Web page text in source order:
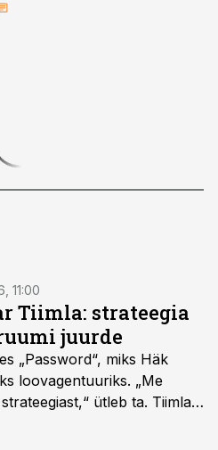
11:00
Tiimla: strateegia
juurde
„Password“, miks Häk
loovagentuuriks. „Me
ütleb ta. Tiimla